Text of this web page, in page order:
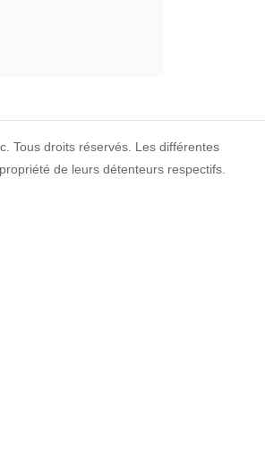
Tous droits réservés. Les différentes
de leurs détenteurs respectifs.